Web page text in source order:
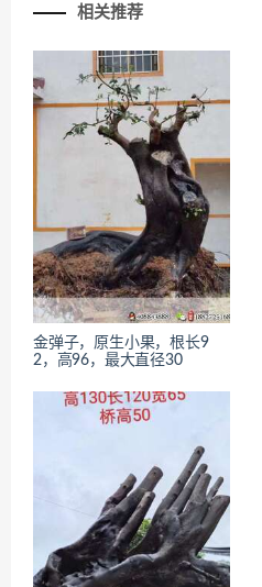
相关推荐
金弹子，原生小果，根长9
2，高96，最大直径30